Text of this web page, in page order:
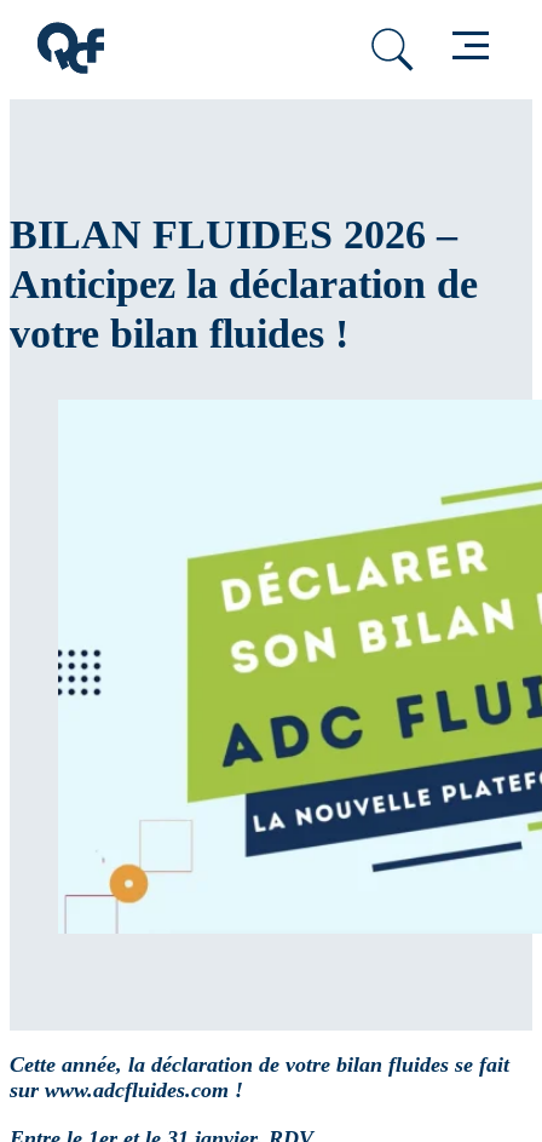
Passer au contenu principal
Passer au pied de page Menu
BILAN FLUIDES 2026 –
Anticipez la déclaration de
votre bilan fluides !
Cette année, la déclaration de votre bilan fluides se fait
sur www.adcfluides.com !